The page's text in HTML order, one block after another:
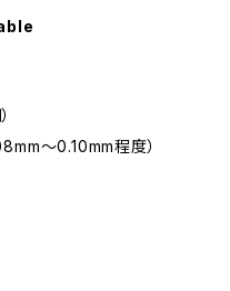
～0.10mm程度）